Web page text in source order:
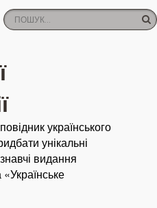
українського
унікальні
видання